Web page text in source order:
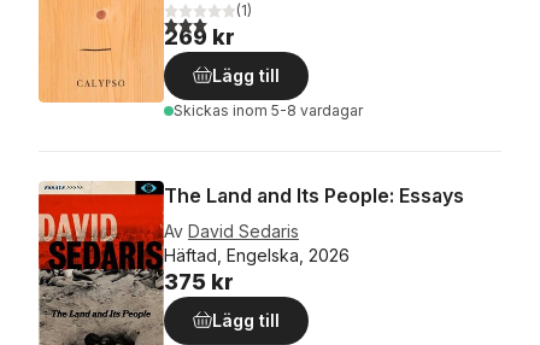
3,0utav 5 stjärnor. Totalt antal röster:
(1)
269 kr
Lägg till
Skickas inom 5-8 vardagar
The Land and Its People: Essays
Av David Sedaris
Häftad, Engelska, 2026
375 kr
Lägg till